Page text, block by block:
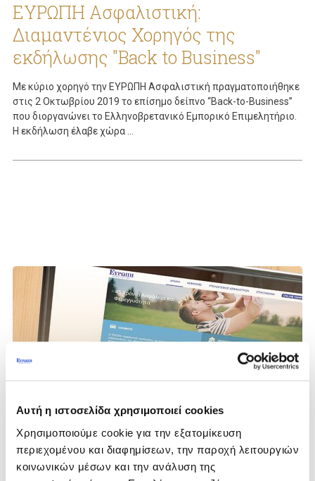
Αυτή η ιστοσελίδα χρησιμοποιεί cookies
Χρησιμοποιούμε cookie για την εξατομίκευση
περιεχομένου και διαφημίσεων, την παροχή λειτουργιών
κοινωνικών μέσων και την ανάλυση της
ΕΥΡΩΠΗ Ασφαλιστική:
Διαμαντένιος Χορηγός της
εκδήλωσης "Back to Business"
Με κύριο χορηγό την ΕΥΡΩΠΗ Ασφαλιστική πραγματοποιήθηκε
στις 2 Οκτωβρίου 2019 το επίσημο δείπνο “Back-to-Business”
που διοργανώνει το Ελληνοβρετανικό Εμπορικό Επιμελητήριο.
Η εκδήλωση έλαβε χώρα ...